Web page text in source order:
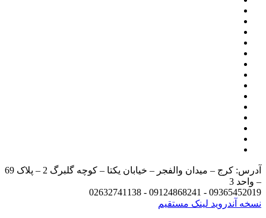
آدرس: کرج – میدان والفجر – خیابان یکتا – کوچه گلبرگ 2 – پلاک 69
3
09365452019 - 09124868241 -
آندرویدلینک مستقیم